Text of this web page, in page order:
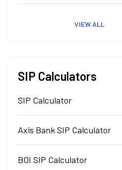
VIEW ALL
SIP Calculators
SIP Calculator
Axis Bank SIP Calculator
BOI SIP Calculator